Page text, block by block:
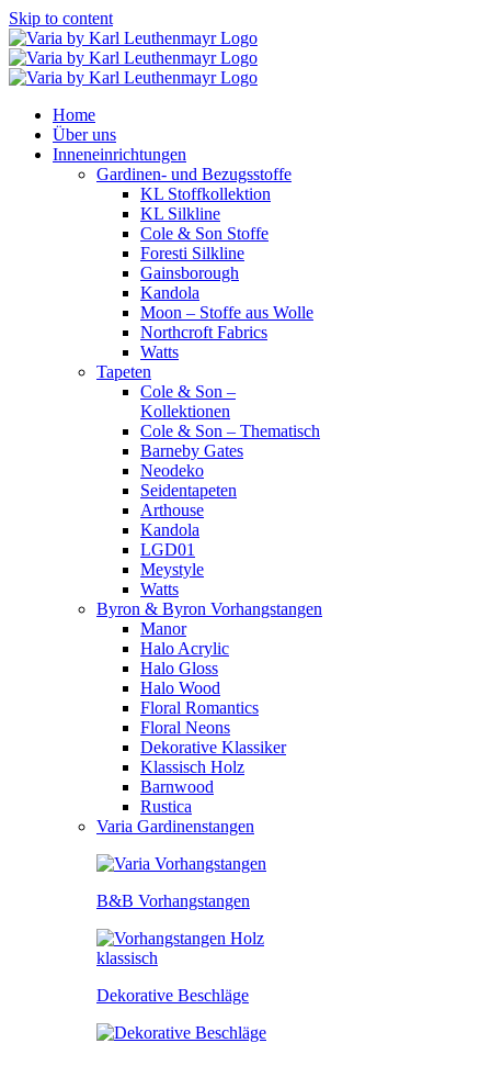
Skip to content
Home
Über uns
Inneneinrichtungen
Gardinen- und Bezugsstoffe
KL Stoffkollektion
KL Silkline
Cole & Son Stoffe
Foresti Silkline
Gainsborough
Kandola
Moon – Stoffe aus Wolle
Northcroft Fabrics
Watts
Tapeten
Cole & Son –
Kollektionen
Cole & Son – Thematisch
Barneby Gates
Neodeko
Seidentapeten
Arthouse
Kandola
LGD01
Meystyle
Watts
Byron & Byron Vorhangstangen
Manor
Halo Acrylic
Halo Gloss
Halo Wood
Floral Romantics
Floral Neons
Dekorative Klassiker
Klassisch Holz
Barnwood
Rustica
Varia Gardinenstangen
B&B Vorhangstangen
Dekorative Beschläge